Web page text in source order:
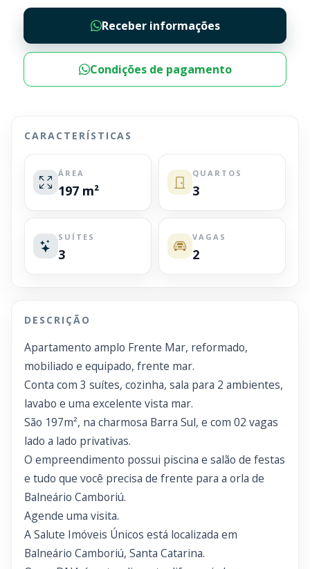
Receber informações
Condições de pagamento
CARACTERÍSTICAS
ÁREA
197 m²
QUARTOS
3
SUÍTES
3
VAGAS
2
DESCRIÇÃO
Apartamento amplo Frente Mar, reformado,
mobiliado e equipado, frente mar.
Conta com 3 suítes, cozinha, sala para 2 ambientes,
lavabo e uma excelente vista mar.
São 197m², na charmosa Barra Sul, e com 02 vagas
lado a lado privativas.
O empreendimento possui piscina e salão de festas
e tudo que você precisa de frente para a orla de
Balneário Camboriú.
Agende uma visita.
A Salute Imóveis Únicos está localizada em
Balneário Camboriú, Santa Catarina.